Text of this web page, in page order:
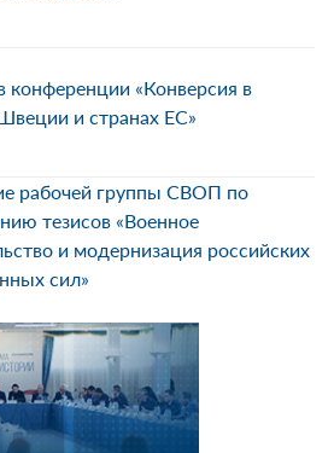
конференции «Конверсия в
и странах ЕС»
рабочей группы СВОП по
тезисов «Военное
и модернизация российских
сил»